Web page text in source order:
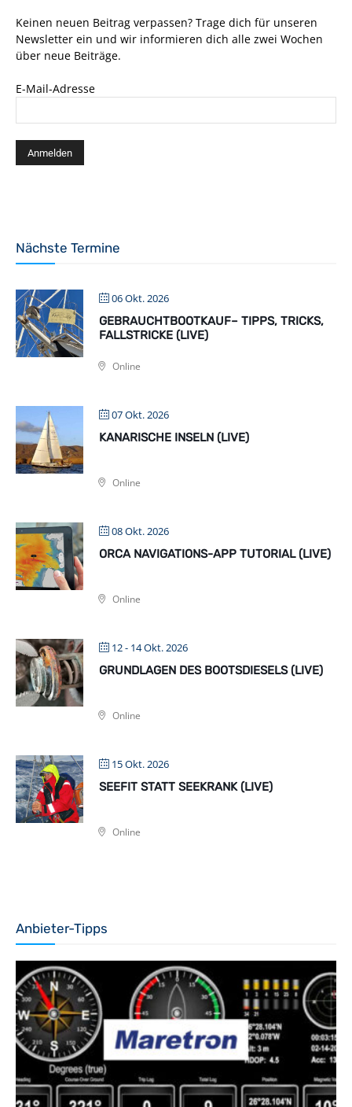
Keinen neuen Beitrag verpassen? Trage dich für unseren
Newsletter ein und wir informieren dich alle zwei Wochen
über neue Beiträge.
E-Mail-Adresse
Nächste Termine
06 Okt. 2026
GEBRAUCHTBOOTKAUF– TIPPS, TRICKS,
FALLSTRICKE (LIVE)
Online
07 Okt. 2026
KANARISCHE INSELN (LIVE)
Online
08 Okt. 2026
ORCA NAVIGATIONS-APP TUTORIAL (LIVE)
Online
12 - 14 Okt. 2026
GRUNDLAGEN DES BOOTSDIESELS (LIVE)
Online
15 Okt. 2026
SEEFIT STATT SEEKRANK (LIVE)
Online
Anbieter-Tipps